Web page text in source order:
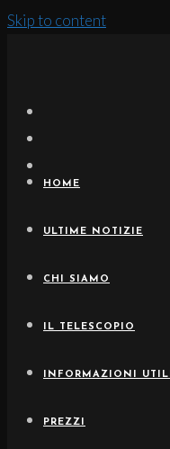
Skip to content
HOME
ULTIME NOTIZIE
CHI SIAMO
IL TELESCOPIO
INFORMAZIONI UTILI
PREZZI